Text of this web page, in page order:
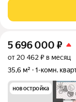
Бесплатные игровая
подростков;
5 696 000 ₽
от 20 462 ₽ в месяц
35,6 м²
1-комн.
новостройка